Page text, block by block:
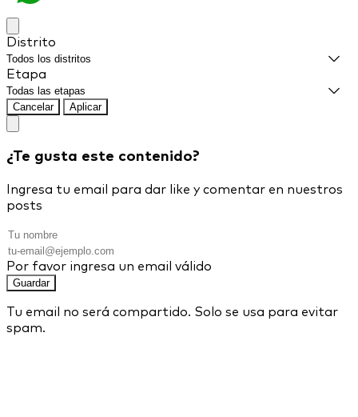
Distrito
Etapa
Cancelar Aplicar
¿Te gusta este contenido?
Ingresa tu email para dar like y comentar en nuestros
posts
Por favor ingresa un email válido
Guardar
Tu email no será compartido. Solo se usa para evitar
spam.